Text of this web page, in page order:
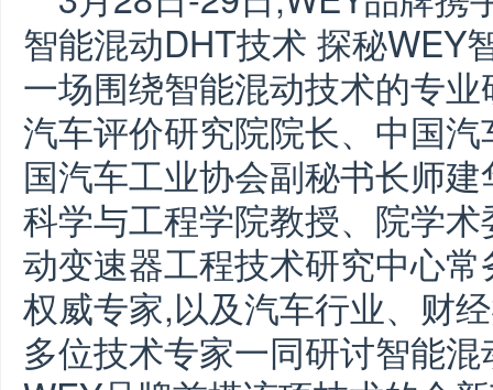
智能混动DHT技术 探秘WEY
一场围绕智能混动技术的专
汽车评价研究院院长、中国
国汽车工业协会副秘书长师
科学与工程学院教授、院学
动变速器工程技术研究中心
权威专家,以及汽车行业、财
多位技术专家一同研讨智能